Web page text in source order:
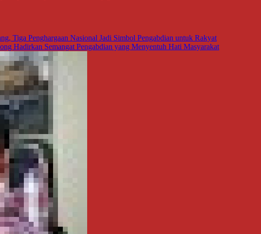
Tiga Penghargaan Nasional Jadi Simbol Pengabdian untuk Rakyat
Hadirkan Semangat Pengabdian yang Menyentuh Hati Masyarakat